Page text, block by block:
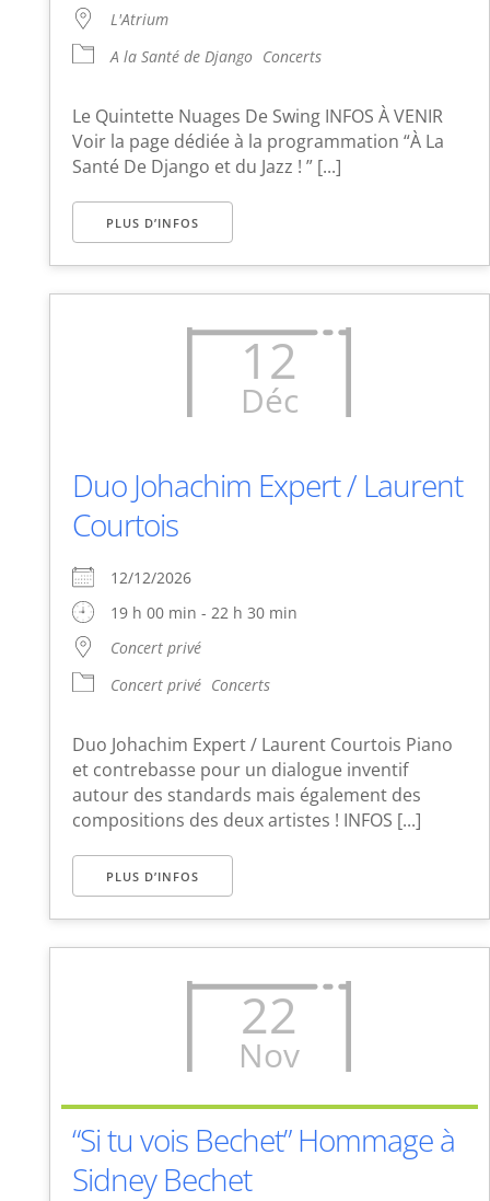
L'Atrium
A la Santé de Django Concerts
Le Quintette Nuages De Swing INFOS À VENIR
Voir la page dédiée à la programmation “À La
Santé De Django et du Jazz ! ” [...]
PLUS D’INFOS
12
Déc
Duo Johachim Expert / Laurent
Courtois
12/12/2026
19 h 00 min - 22 h 30 min
Concert privé
Concert privé Concerts
Duo Johachim Expert / Laurent Courtois Piano
et contrebasse pour un dialogue inventif
autour des standards mais également des
compositions des deux artistes ! INFOS [...]
PLUS D’INFOS
22
Nov
“Si tu vois Bechet” Hommage à
Sidney Bechet